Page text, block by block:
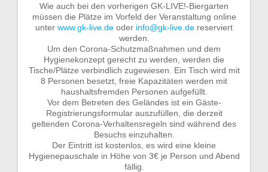
Wie auch bei den vorherigen GK-LIVE!-Biergarten
müssen die Plätze im Vorfeld der Veranstaltung online
unter www.gk-live.de oder info@gk-live.de reserviert
werden.
Um den Corona-Schutzmaßnahmen und dem
Hygienekonzept gerecht zu werden, werden die
Tische/Plätze verbindlich zugewiesen. Ein Tisch wird mit
8 Personen besetzt, freie Kapazitäten werden mit
haushaltsfremden Personen aufgefüllt.
Vor dem Betreten des Geländes ist ein Gäste-
Registrierungsformular auszufüllen, die derzeit
geltenden Corona-Verhaltensregeln sind während des
Besuchs einzuhalten.
Der Eintritt ist kostenlos, es wird eine kleine
Hygienepauschale in Höhe von 3€ je Person und Abend
fällig.